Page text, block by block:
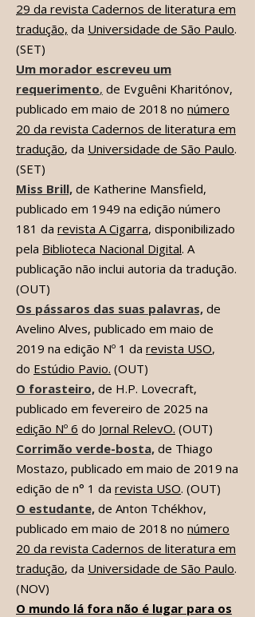
29 da revista Cadernos de literatura em
tradução, da Universidade de São Paulo.
(SET)
Um morador escreveu um
requerimento, de Evguêni Kharitónov,
publicado em maio de 2018 no número
20 da revista Cadernos de literatura em
tradução, da Universidade de São Paulo.
(SET)
Miss Brill, de Katherine Mansfield,
publicado em 1949 na edição número
181 da revista A Cigarra, disponibilizado
pela Biblioteca Nacional Digital. A
publicação não inclui autoria da tradução.
(OUT)
Os pássaros das suas palavras, de
Avelino Alves, publicado em maio de
2019 na edição Nº 1 da revista USO,
do Estúdio Pavio. (OUT)
O forasteiro, de H.P. Lovecraft,
publicado em fevereiro de 2025 na
edição Nº 6 do Jornal RelevO. (OUT)
Corrimão verde-bosta, de Thiago
Mostazo, publicado em maio de 2019 na
edição de n° 1 da revista USO. (OUT)
O estudante, de Anton Tchékhov,
publicado em maio de 2018 no número
20 da revista Cadernos de literatura em
tradução, da Universidade de São Paulo.
(NOV)
O mundo lá fora não é lugar para os